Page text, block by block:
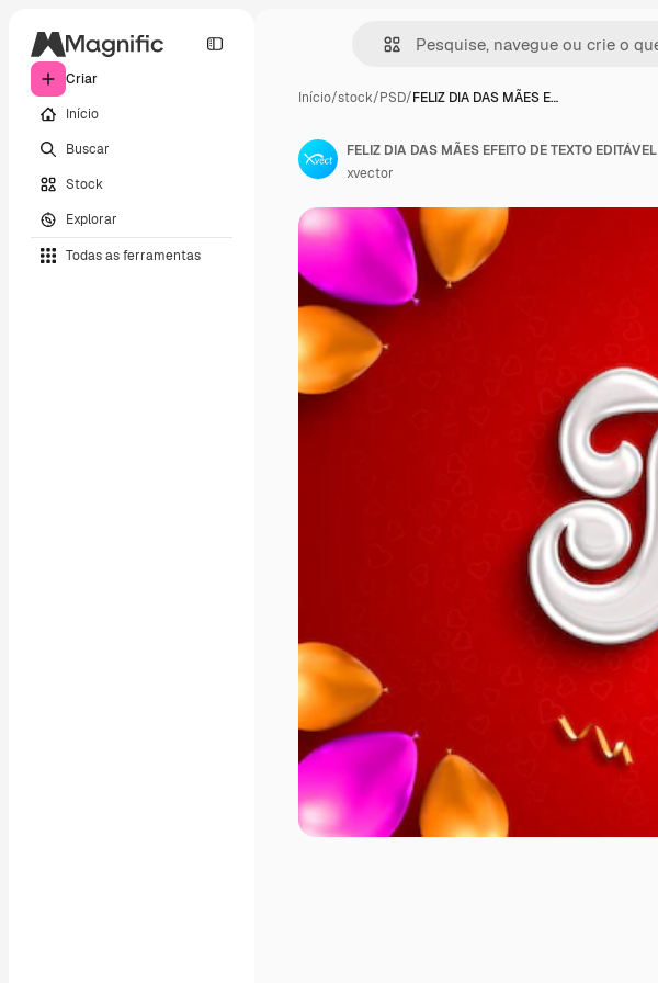
Criar
Início
Buscar
Stock
Explorar
Todas as ferramentas
Início/stock/PSD/FELIZ DIA DAS MÃES E…
FELIZ DIA DAS MÃES EFEITO DE TEXTO EDITÁVEL
xvector